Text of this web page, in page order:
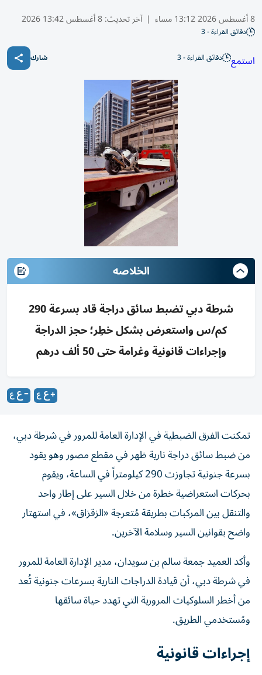
8 أغسطس 2026 13:12 مساء | آخر تحديث:8 أغسطس 13:42 2026
دقائق القراءة - 3
استمع دقائق القراءة - 3 شارك
الخلاصه
شرطة دبي تضبط سائق دراجة قاد بسرعة 290
كم/س واستعرض بشكل خطِر؛ حجز الدراجة
وإجراءات قانونية وغرامة حتى 50 ألف درهم
تمكنت الفرق الضبطية في الإدارة العامة للمرور في شرطة دبي،
من ضبط سائق دراجة نارية ظهر في مقطع مصور وهو يقود
بسرعة جنونية تجاوزت 290 كيلومتراً في الساعة، ويقوم
بحركات استعراضية خطرة من خلال السير على إطار واحد
والتنقل بين المركبات بطريقة مُتعرجة «الزقزاق»، في استهتار
واضح بقوانين السير وسلامة الآخرين.
وأكد العميد جمعة سالم بن سويدان، مدير الإدارة العامة للمرور
في شرطة دبي، أن قيادة الدراجات النارية بسرعات جنونية تُعد
من أخطر السلوكيات المرورية التي تهدد حياة سائقها
ومُستخدمي الطريق.
إجراءات قانونية